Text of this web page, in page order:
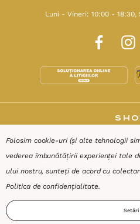
Luni - Vineri: 10:00 - 18:30,
Folosim cookie-uri (și alte tehnologii
vederea îmbunătățirii experienței tale
ului nostru, sunteți de acord cu
Politica de confidențialitate.
Setări